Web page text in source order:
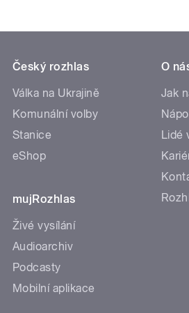
Český rozhlas
Válka na Ukrajině
Komunální volby
Stanice
eShop
mujRozhlas
Živé vysílání
Audioarchiv
Podcasty
Mobilní aplikace
O
Jak
Lidé